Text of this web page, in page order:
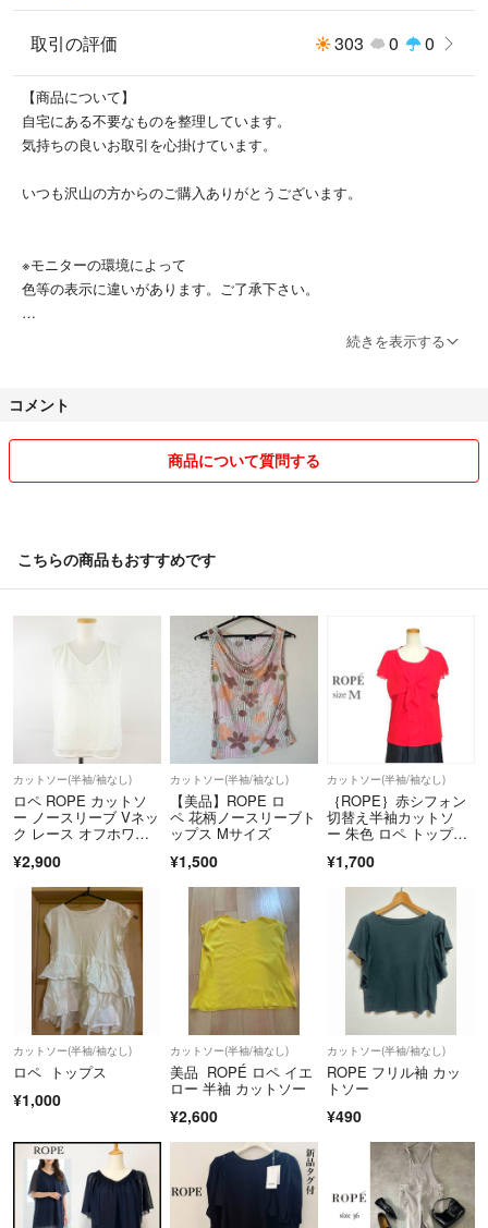
取引の評価 303 0 0
【商品について】
自宅にある不要なものを整理しています。
気持ちの良いお取引を心掛けています。
いつも沢山の方からのご購入ありがとうございます。
※モニターの環境によって
色等の表示に違いがあります。ご了承下さい。
平日9：00-15：00のみとなっております。
金曜日にご購入の方は月曜日発送です。
基本的に返品はおこなっておりません。
必ず評価前に商品の確認よろしくお願い致します。
続きを表示する
コメント
商品について質問する
こちらの商品もおすすめです
カットソー(半袖/袖なし)
ロペ ROPE カットソ
ー ノースリーブ Vネッ
ク レース オフホワイ
¥2,900
カットソー(半袖/袖なし)
【美品】ROPE ロ
ペ 花柄ノースリーブト
ップス Mサイズ
¥1,500
カットソー(半袖/袖なし)
｛ROPE｝赤シフォン
切替え半袖カットソ
ー 朱色 ロペ トップ
¥1,700
カットソー(半袖/袖なし)
ロペ トップス
¥1,000
カットソー(半袖/袖なし)
美品 ROPÉ ロペ イエ
ロー 半袖 カットソー
¥2,600
カットソー(半袖/袖なし)
ROPE フリル袖 カッ
トソー
¥490